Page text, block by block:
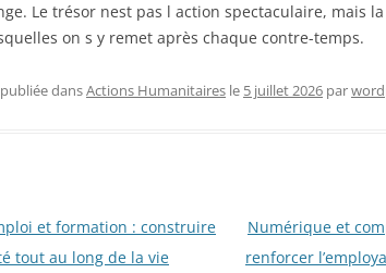
Le trésor nest pas l action spectaculaire, mais
on s y remet après chaque contre-temps.
dansActions Humanitaires le 5 juillet 2026 par
et formation : construire
tout au long de la vie
Numérique et
renforcer